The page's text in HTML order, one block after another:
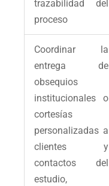
trazabilidad del
proceso
Coordinar la
entrega de
obsequios
institucionales o
cortesías
personalizadas a
clientes y
contactos del
estudio,